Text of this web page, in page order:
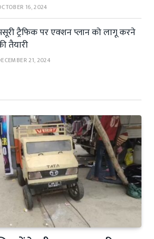
16, 2024
ट्रैफिक पर एक्शन प्लान को लागू करने
तैयारी
21, 2024